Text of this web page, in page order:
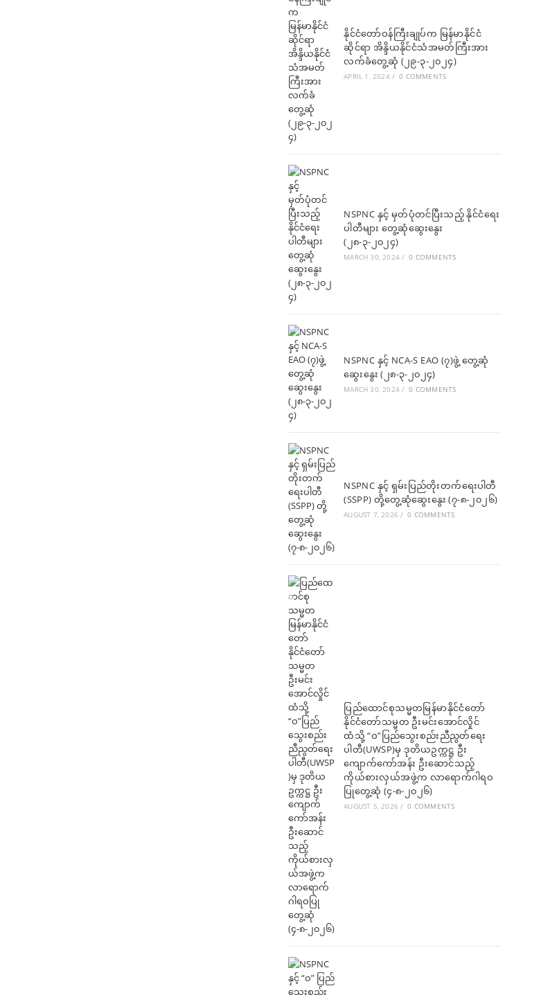
နိုင်ငံတော်ဝန်ကြီးချုပ်က မြန်မာနိုင်ငံ
ဆိုင်ရာ အိန္ဒိယနိုင်ငံသံအမတ်ကြီးအား
လက်ခံတွေ့ဆုံ (၂၉-၃-၂၀၂၄)
APRIL 1, 2024 / 0 COMMENTS
NSPNC နှင့် မှတ်ပုံတင်ပြီးသည့် နိုင်ငံရေး
ပါတီများ တွေ့ဆုံဆွေးနွေး
(၂၈-၃-၂၀၂၄)
MARCH 30, 2024 / 0 COMMENTS
NSPNC နှင့် NCA-S EAO (၇)ဖွဲ့ တွေ့ဆုံ
ဆွေးနွေး (၂၈-၃-၂၀၂၄)
MARCH 30, 2024 / 0 COMMENTS
NSPNC နှင့် ရှမ်းပြည်တိုးတက်ရေးပါတီ
(SSPP) တို့တွေ့ဆုံဆွေးနွေး (၇-၈-၂၀၂၆)
AUGUST 7, 2026 / 0 COMMENTS
ပြည်ထောင်စုသမ္မတမြန်မာနိုင်ငံတော်
နိုင်ငံတော်သမ္မတ ဦးမင်းအောင်လှိုင်
ထံသို့ “ဝ”ပြည်သွေးစည်းညီညွတ်ရေး
ပါတီ(UWSP)မှ ဒုတိယဥက္ကဋ္ဌ ဦး
ကျောက်ကော်အန်း ဦးဆောင်သည့်
ကိုယ်စားလှယ်အဖွဲ့က လာရောက်ဂါရဝ
ပြုတွေ့ဆုံ (၄-၈-၂၀၂၆)
AUGUST 5, 2026 / 0 COMMENTS